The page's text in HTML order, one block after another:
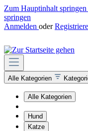
Zum Hauptinhalt springen
springen
Anmelden oder
Alle Kategorien
Alle Kategorien
Hund
Katze